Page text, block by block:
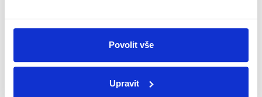
Povolit vše
Upravit
Jak se u nás blokovaly silnice